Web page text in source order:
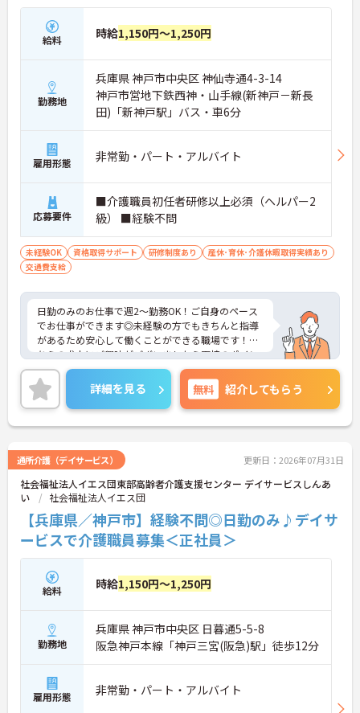
給料 時給1,150円～1,250円
勤務地
兵庫県 神戸市中央区 神仙寺通4-3-14
神戸市営地下鉄西神・山手線(新神戸－新長
田)「新神戸駅」バス・車6分
雇用形態 非常勤・パート・アルバイト
応募要件
■介護職員初任者研修以上必須（ヘルパー2
級） ■経験不問
未経験OK 資格取得サポート 研修制度あり
産休･育休･介護休暇取得実績あり
交通費支給
日勤のみのお仕事で週2～勤務OK！ご自身のペース
でお仕事ができます◎未経験の方でもきちんと指導
があるため安心して働くことができる職場です！こ
ちらの求人にご興味がございましたら面接のポイン
トもお伝えしますので是非ご応募お待ちしておりま
す。
詳細を見る 無料 紹介してもらう
通所介護（デイサービス） 更新日：2026年07月31日
社会福祉法人イエス団東部高齢者介護支援センター デイサービスしんあ
い
社会福祉法人イエス団
【兵庫県／神戸市】経験不問◎日勤のみ♪デイサ
ービスで介護職員募集＜正社員＞
給料 時給1,150円～1,250円
勤務地
兵庫県 神戸市中央区 日暮通5-5-8
阪急神戸本線「神戸三宮(阪急)駅」徒歩12分
雇用形態 非常勤・パート・アルバイト